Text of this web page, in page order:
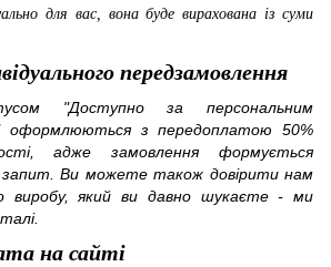
для вас, вона буде вирахована із суми
передзамовлення
"Доступно за персональним
оформлюються з передоплатою 50%
адже замовлення формується
запит. Ви можете також довірити нам
виробу, який ви давно шукаєте - ми
на сайті